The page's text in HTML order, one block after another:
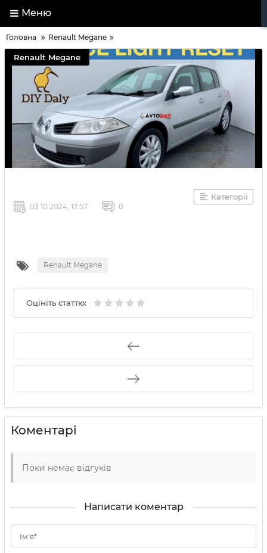
Меню
Головна Renault Megane
Renault Megane
Категорії
03 10 2024, 17:57 0
Renault Megane
Оцініть статтю:
Коментарі
Поки немає відгуків
Написати коментар
Ім'я*